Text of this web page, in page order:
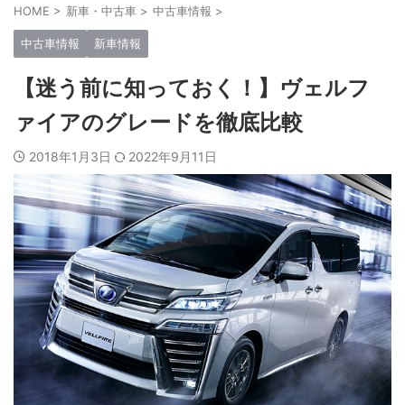
HOME > 新車・中古車 > 中古車情報 >
中古車情報 新車情報
【迷う前に知っておく！】ヴェルフ
ァイアのグレードを徹底比較
2018年1月3日 2022年9月11日